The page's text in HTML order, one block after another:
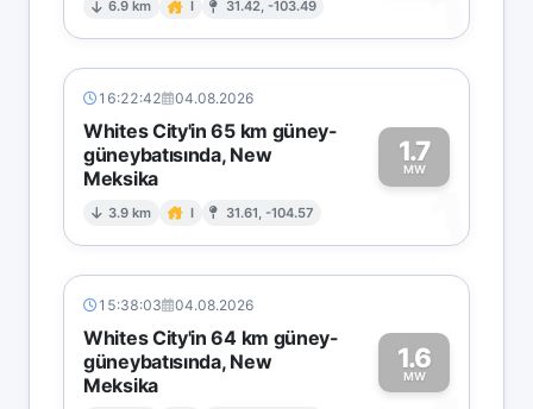
6.9 km I 31.42, -103.49
16:22:42 04.08.2026
Whites City'in 65 km güney-
güneybatısında, New
Meksika
3.9 km I 31.61, -104.57
1.7
MW
1
15:38:03 04.08.2026
Whites City'in 64 km güney-
güneybatısında, New
Meksika
1.6
MW